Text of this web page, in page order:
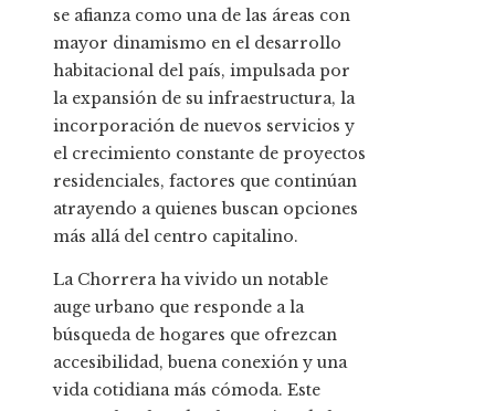
se afianza como una de las áreas con
mayor dinamismo en el desarrollo
habitacional del país, impulsada por
la expansión de su infraestructura, la
incorporación de nuevos servicios y
el crecimiento constante de proyectos
residenciales, factores que continúan
atrayendo a quienes buscan opciones
más allá del centro capitalino.
La Chorrera ha vivido un notable
auge urbano que responde a la
búsqueda de hogares que ofrezcan
accesibilidad, buena conexión y una
vida cotidiana más cómoda. Este